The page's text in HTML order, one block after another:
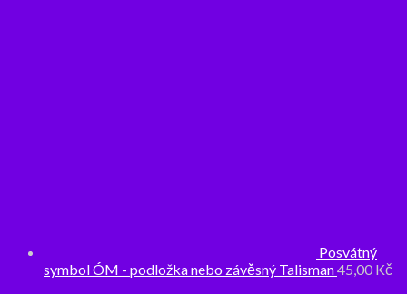
Posvátný
symbol ÓM - podložka nebo závěsný Talisman45,00Kč